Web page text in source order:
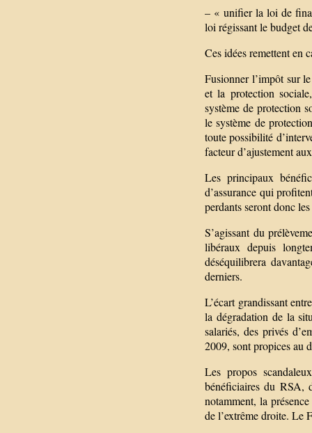
– « unifier la loi de
loi régissant le budget
Ces idées remettent en
Fusionner l’impôt sur
et la protection
système de protection
le système de
toute possibilité
facteur d’ajustement
Les principaux
d’assurance qui
perdants seront donc
S’agissant du
libéraux depuis
déséquilibrera
derniers.
L’écart grandissant
la dégradation de la
salariés, des privés
2009, sont propices au
Les propos
bénéficiaires du RSA,
notamment, la
de l’extrême droite. Le